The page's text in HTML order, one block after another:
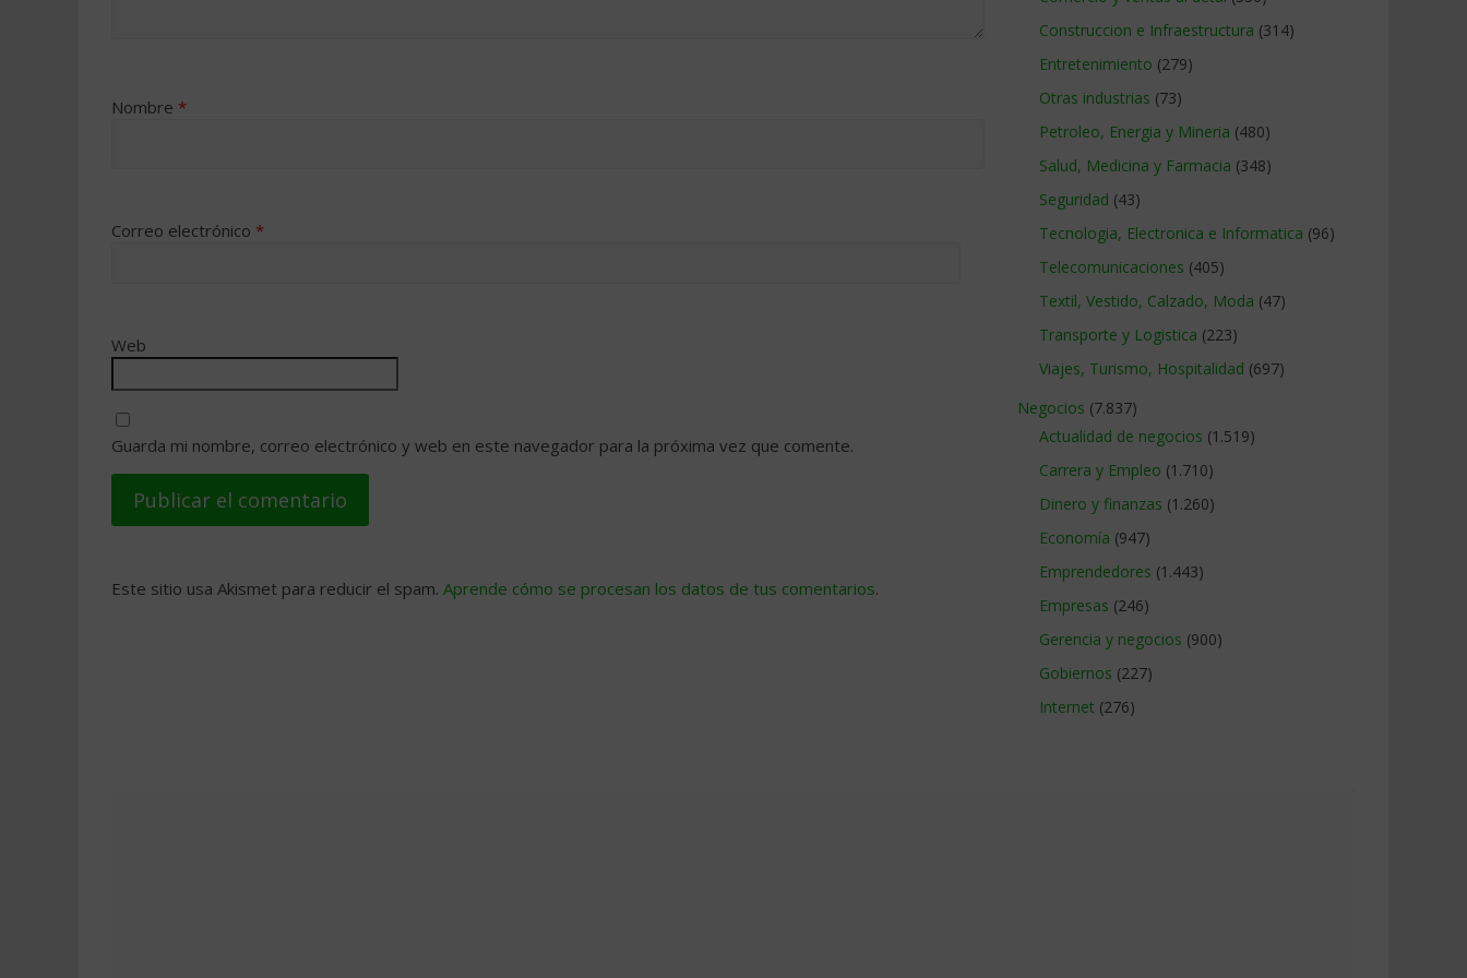
Nombre *
Correo electrónico *
Web
Guarda mi nombre, correo electrónico y web en este navegador para la próxima vez que comente.
Este sitio usa Akismet para reducir el spam. Aprende cómo se procesan los datos de tus comentarios.
Construccion e Infraestructura (314)
Entretenimiento (279)
Otras industrias (73)
Petroleo, Energia y Mineria (480)
Salud, Medicina y Farmacia (348)
Seguridad (43)
Tecnologia, Electronica e Informatica (96)
Telecomunicaciones (405)
Textil, Vestido, Calzado, Moda (47)
Transporte y Logistica (223)
Viajes, Turismo, Hospitalidad (697)
Negocios (7.837)
Actualidad de negocios (1.519)
Carrera y Empleo (1.710)
Dinero y finanzas (1.260)
Economía (947)
Emprendedores (1.443)
Empresas (246)
Gerencia y negocios (900)
Gobiernos (227)
Internet (276)